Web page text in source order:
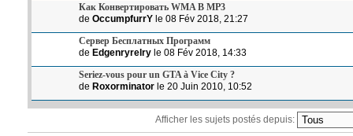
Как Конвертировать WMA В MP3
de OccumpfurrYle 08 Fév 2018, 21:27
Сервер Бесплатных Программ
de Edgenryrelryle 08 Fév 2018, 14:33
Seriez-vous pour un GTA à Vice City ?
de Roxorminatorle 20 Juin 2010, 10:52
Afficher les sujets postés depuis: